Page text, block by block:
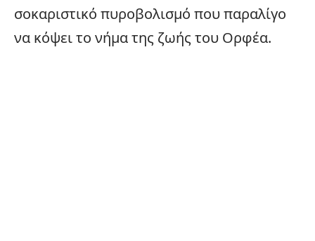
σοκαριστικό πυροβολισμό που παραλίγο
να κόψει το νήμα της ζωής του Ορφέα.